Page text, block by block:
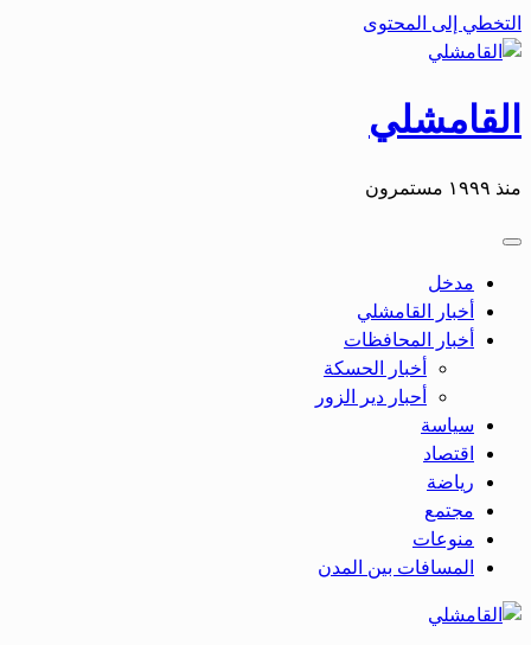
التخطي إلى المحتوى
القامشلي
منذ ١٩٩٩ مستمرون
مدخل
أخبار القامشلي
أخبار المحافظات
أخبار الحسكة
أحبار دير الزور
سياسة
اقتصاد
رياضة
مجتمع
منوعات
المسافات بين المدن